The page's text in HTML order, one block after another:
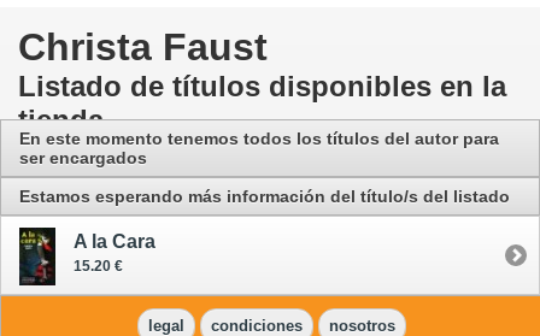
Christa Faust
Listado de títulos disponibles en la
tienda
En este momento tenemos todos los títulos del autor para
ser encargados
Estamos esperando más información del título/s del listado
A la Cara
15.20 €
legal condiciones nosotros